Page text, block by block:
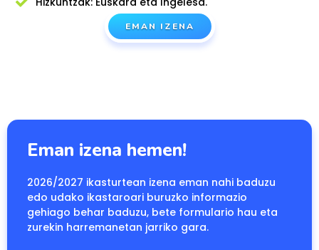
EMAN IZENA
Eman izena hemen!
2026/2027 ikasturtean izena eman nahi baduzu
edo udako ikastaroari buruzko informazio
gehiago behar baduzu, bete formulario hau eta
zurekin harremanetan jarriko gara.